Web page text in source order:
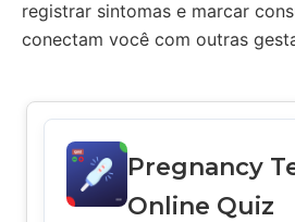
registrar sintomas e marcar
conectam você com outras
Pregnancy
Online Quiz